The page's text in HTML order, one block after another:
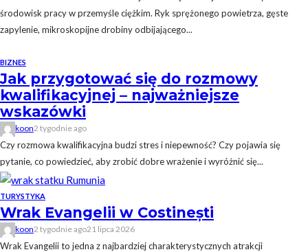
środowisk pracy w przemyśle ciężkim. Ryk sprężonego powietrza, gęste
zapylenie, mikroskopijne drobiny odbijającego...
BIZNES
Jak przygotować się do rozmowy
kwalifikacyjnej – najważniejsze
wskazówki
koon2 tygodnie ago
Czy rozmowa kwalifikacyjna budzi stres i niepewność? Czy pojawia się
pytanie, co powiedzieć, aby zrobić dobre wrażenie i wyróżnić się...
TURYSTYKA
Wrak Evangelii w Costinești
koon2 tygodnie ago21 lipca 2026
Wrak Evangelii to jedna z najbardziej charakterystycznych atrakcji